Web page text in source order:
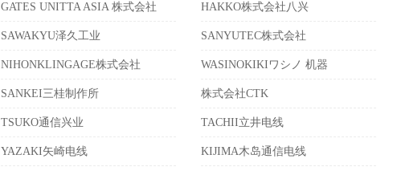
GATES UNITTA ASIA 株式会社 HAKKO株式会社八兴
SAWAKYU泽久工业 SANYUTEC株式会社
NIHONKLINGAGE株式会社 WASINOKIKIワシノ 机器
SANKEI三桂制作所 株式会社CTK
TSUKO通信兴业 TACHII立井电线
YAZAKI矢崎电线 KIJIMA木岛通信电线